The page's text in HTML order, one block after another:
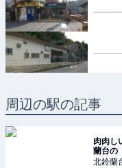
周辺の駅の記事
肉肉し
蘭台の
北鈴蘭